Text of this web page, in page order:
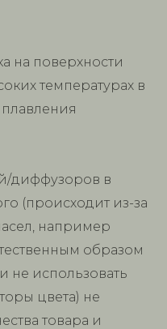
на поверхности
температурах в
плавления
диффузоров в
(происходит из-за
например
образом
не использовать
цвета) не
товара и